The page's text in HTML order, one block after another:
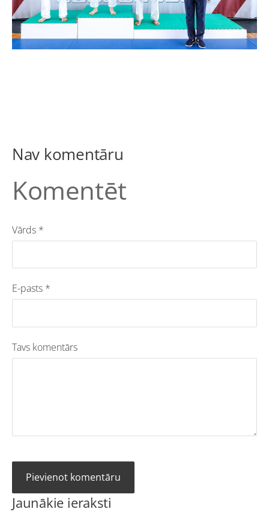
Jaunākie ieraksti
Nav komentāru
Komentēt
Vārds *
E-pasts *
Tavs komentārs